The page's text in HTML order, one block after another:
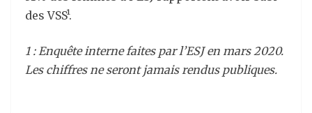
des VSS¹.
1 : Enquête interne faites par l’ESJ en mars 2020.
Les chiffres ne seront jamais rendus publiques.